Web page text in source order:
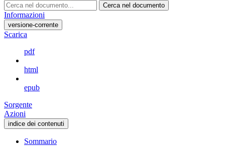
Cerca nel documento
Informazioni
versione-corrente
Scarica
pdf
html
epub
Sorgente
Azioni
indice dei contenuti
Sommario